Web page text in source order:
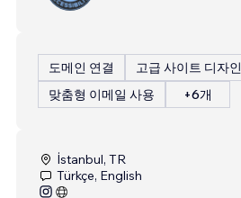
도메인 연결
고급 사이트 디자인
맞춤형 이메일 사용
+6개
İstanbul, TR
Türkçe, English